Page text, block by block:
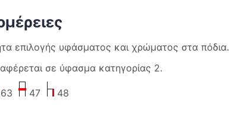
επιλογής υφάσματος και χρώματος στα πόδια.
σε ύφασμα κατηγορίας 2.
63 47 48